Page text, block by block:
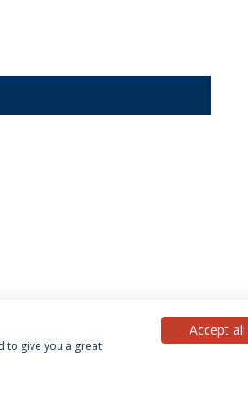
to give you a great
Accept all